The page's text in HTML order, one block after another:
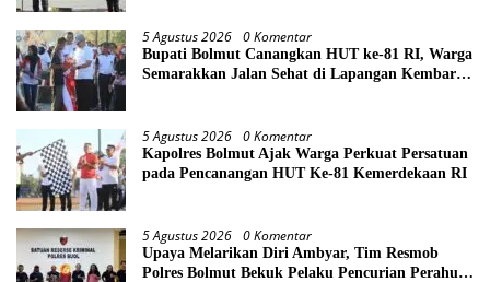
5 Agustus 2026 0 Komentar
Bupati Bolmut Canangkan HUT ke-81 RI, Warga
Semarakkan Jalan Sehat di Lapangan Kembar
5 Agustus 2026 0 Komentar
Kapolres Bolmut Ajak Warga Perkuat Persatuan
pada Pencanangan HUT Ke-81 Kemerdekaan RI
5 Agustus 2026 0 Komentar
Upaya Melarikan Diri Ambyar, Tim Resmob
Polres Bolmut Bekuk Pelaku Pencurian Perahu